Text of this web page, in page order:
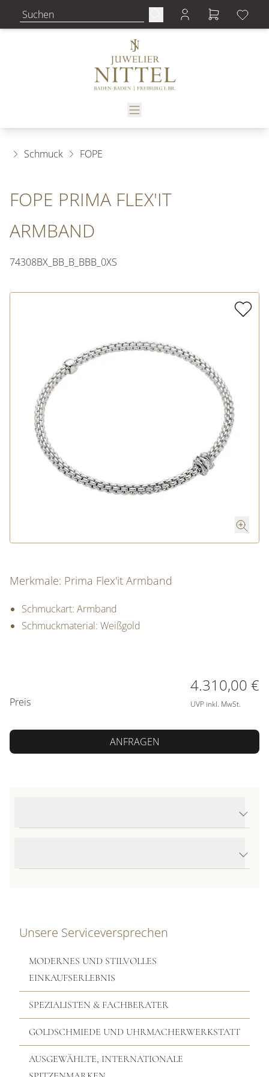
Schmuck FOPE
FOPE PRIMA FLEX'IT
ARMBAND
74308BX_BB_B_BBB_0XS
Merkmale: Prima Flex'it Armband
Schmuckart: Armband
Schmuckmaterial: Weißgold
Preis
4.310,00 €
UVP inkl. MwSt.
ANFRAGEN
Unsere Serviceversprechen
MODERNES UND STILVOLLES
EINKAUFSERLEBNIS
SPEZIALISTEN & FACHBERATER
GOLDSCHMIEDE UND UHRMACHERWERKSTATT
AUSGEWÄHLTE, INTERNATIONALE